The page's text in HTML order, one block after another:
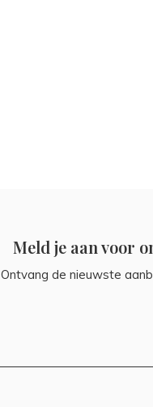
Meld je aan voor
Ontvang de nieuwste